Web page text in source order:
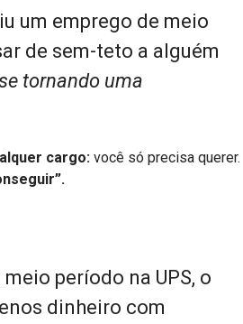
um emprego de meio
de sem-teto a alguém
tornando uma
cargo: você só precisa querer.
período na UPS, o
dinheiro com